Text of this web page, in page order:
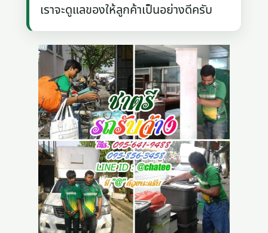
เราจะดูแลของให้ลูกค้าเป็นอย่างดีครับ